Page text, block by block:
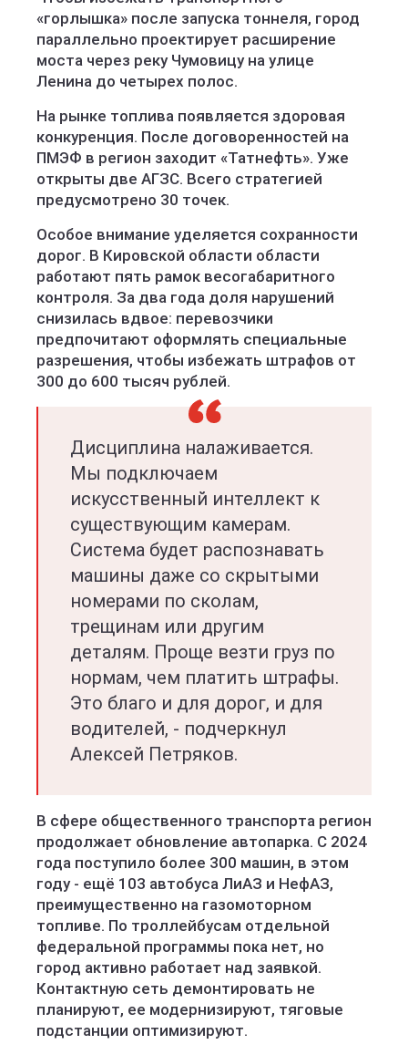
«горлышка» после запуска тоннеля, город
параллельно проектирует расширение
моста через реку Чумовицу на улице
Ленина до четырех полос.
На рынке топлива появляется здоровая
конкуренция. После договоренностей на
ПМЭФ в регион заходит «Татнефть». Уже
открыты две АГЗС. Всего стратегией
предусмотрено 30 точек.
Особое внимание уделяется сохранности
дорог. В Кировской области области
работают пять рамок весогабаритного
контроля. За два года доля нарушений
снизилась вдвое: перевозчики
предпочитают оформлять специальные
разрешения, чтобы избежать штрафов от
300 до 600 тысяч рублей.
Дисциплина налаживается.
Мы подключаем
искусственный интеллект к
существующим камерам.
Система будет распознавать
машины даже со скрытыми
номерами по сколам,
трещинам или другим
деталям. Проще везти груз по
нормам, чем платить штрафы.
Это благо и для дорог, и для
водителей, - подчеркнул
Алексей Петряков.
В сфере общественного транспорта регион
продолжает обновление автопарка. С 2024
года поступило более 300 машин, в этом
году - ещё 103 автобуса ЛиАЗ и НефАЗ,
преимущественно на газомоторном
топливе. По троллейбусам отдельной
федеральной программы пока нет, но
город активно работает над заявкой.
Контактную сеть демонтировать не
планируют, ее модернизируют, тяговые
подстанции оптимизируют.